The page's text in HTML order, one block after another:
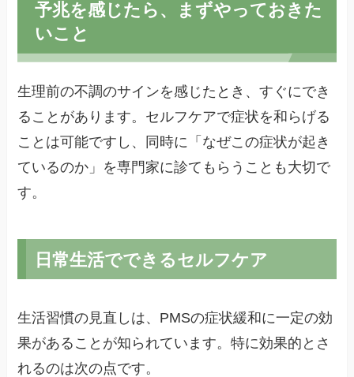
予兆を感じたら、まずやっておきた
いこと
生理前の不調のサインを感じたとき、すぐにでき
ることがあります。セルフケアで症状を和らげる
ことは可能ですし、同時に「なぜこの症状が起き
ているのか」を専門家に診てもらうことも大切で
す。
日常生活でできるセルフケア
生活習慣の見直しは、PMSの症状緩和に一定の効
果があることが知られています。特に効果的とさ
れるのは次の点です。